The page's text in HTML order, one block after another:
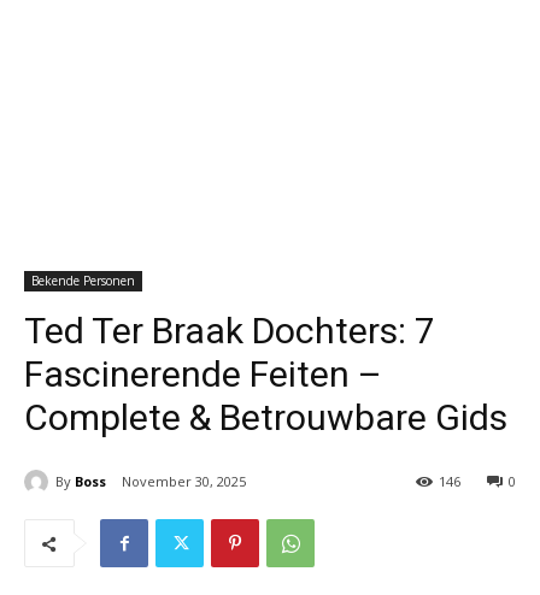
Bekende Personen
Ted Ter Braak Dochters: 7
Fascinerende Feiten –
Complete & Betrouwbare Gids
By Boss November 30, 2025 0
146